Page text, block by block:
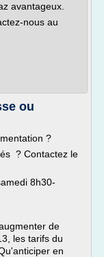
avantageux.
nous au
ou
?
? Contactez le
8h30-
de
les tarifs du
en